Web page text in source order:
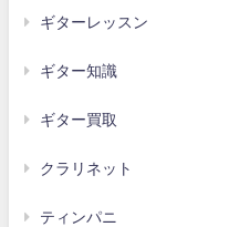
ギターレッスン
ギター知識
ギター買取
クラリネット
ティンパニ